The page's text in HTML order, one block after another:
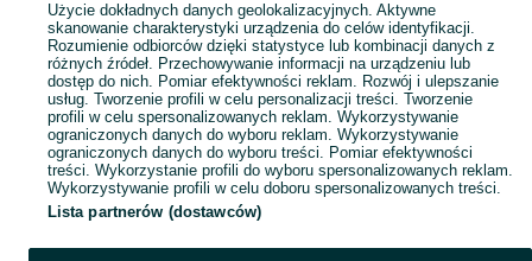
Użycie dokładnych danych geolokalizacyjnych. Aktywne
skanowanie charakterystyki urządzenia do celów identyfikacji.
Rozumienie odbiorców dzięki statystyce lub kombinacji danych z
różnych źródeł. Przechowywanie informacji na urządzeniu lub
dostęp do nich. Pomiar efektywności reklam. Rozwój i ulepszanie
usług. Tworzenie profili w celu personalizacji treści. Tworzenie
profili w celu spersonalizowanych reklam. Wykorzystywanie
ograniczonych danych do wyboru reklam. Wykorzystywanie
ograniczonych danych do wyboru treści. Pomiar efektywności
treści. Wykorzystanie profili do wyboru spersonalizowanych reklam.
Wykorzystywanie profili w celu doboru spersonalizowanych treści.
Lista partnerów (dostawców)